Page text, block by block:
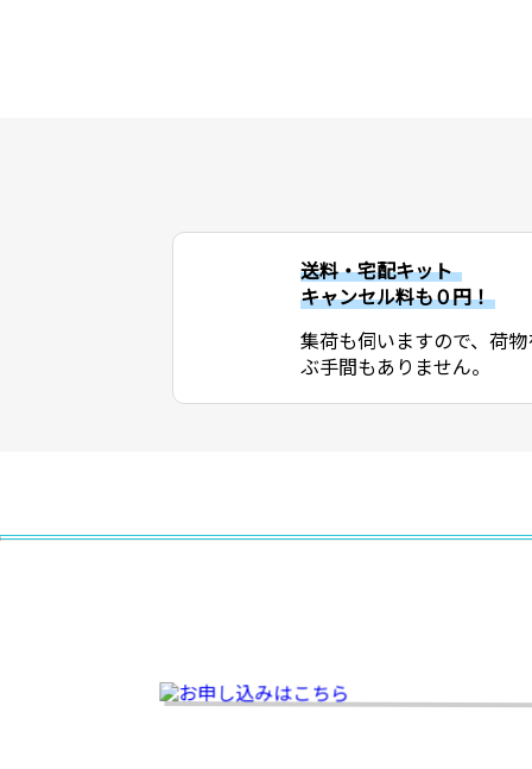
送料・宅配キット
キャンセル料も０円！
集荷も伺いますので、荷
ぶ手間もありません。